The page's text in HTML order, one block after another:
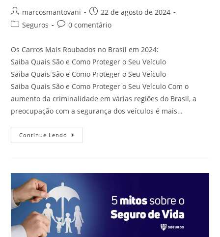
marcosmantovani
22 de agosto de 2024
Seguros
0 comentário
Os Carros Mais Roubados no Brasil em 2024:
Saiba Quais São e Como Proteger o Seu Veículo
Saiba Quais São e Como Proteger o Seu Veículo
Saiba Quais São e Como Proteger o Seu Veículo Com o
aumento da criminalidade em várias regiões do Brasil, a
preocupação com a segurança dos veículos é mais…
Continue Lendo